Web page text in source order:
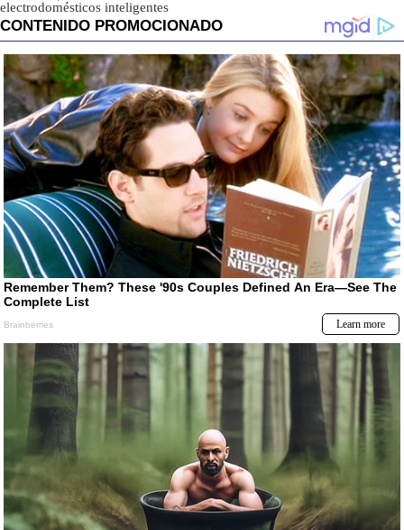
electrodomésticos inteligentes